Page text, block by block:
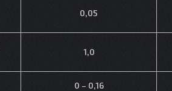
0,05
1,0
0 – 0,16